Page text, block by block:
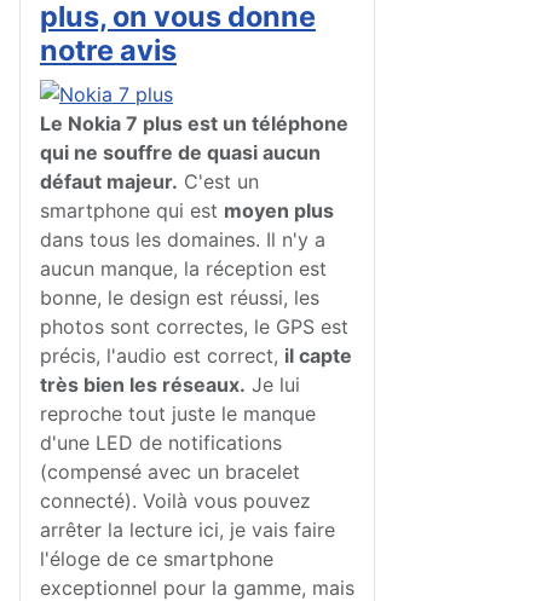
plus, on vous donne
notre avis
Le Nokia 7 plus est un téléphone
qui ne souffre de quasi aucun
défaut majeur. C'est un
smartphone qui est moyen plus
dans tous les domaines. Il n'y a
aucun manque, la réception est
bonne, le design est réussi, les
photos sont correctes, le GPS est
précis, l'audio est correct, il capte
très bien les réseaux. Je lui
reproche tout juste le manque
d'une LED de notifications
(compensé avec un bracelet
connecté). Voilà vous pouvez
arrêter la lecture ici, je vais faire
l'éloge de ce smartphone
exceptionnel pour la gamme, mais